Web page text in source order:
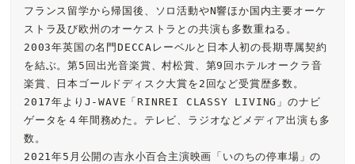
フランス留学から帰国後、ソロ活動やN響ほか国内主要オーケ
ストラ及び欧州のオーケストラとの共演も多数重ねる。
2003年英国の名門DECCAレーベルと日本人初の長期専属契約
を結ぶ。第5回出光音楽賞、村松賞、第9回ホテルオークラ音
楽賞、日本ゴールドディスク大賞を2回など受賞歴多数。
2017年よりJ-WAVE「RINREI CLASSY LIVING」のナビ
ゲータを４年間務めた。テレビ、ラジオなどメディア出演も多
数。
2021年5月公開の吉永小百合主演映画「いのちの停車場」の